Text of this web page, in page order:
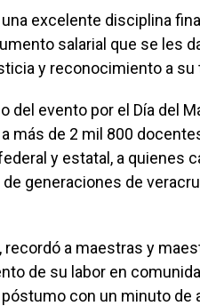
una excelente disciplina
salarial que se les
y reconocimiento a su
del evento por el Día del
más de 2 mil 800
y estatal, a quienes
generaciones de
a maestras y
de su labor en
con un minuto de